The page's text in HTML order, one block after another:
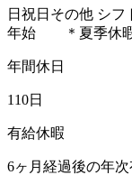
日祝日その他 シ
年始 ＊夏季休
年間休日
110日
有給休暇
6ヶ月経過後の年